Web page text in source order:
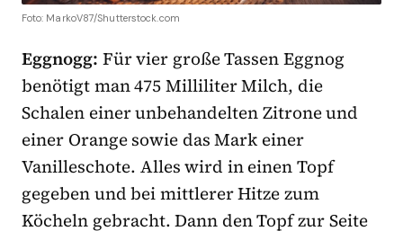
Foto: MarkoV87/Shutterstock.com
Eggnogg: Für vier große Tassen Eggnog
benötigt man 475 Milliliter Milch, die
Schalen einer unbehandelten Zitrone und
einer Orange sowie das Mark einer
Vanilleschote. Alles wird in einen Topf
gegeben und bei mittlerer Hitze zum
Köcheln gebracht. Dann den Topf zur Seite